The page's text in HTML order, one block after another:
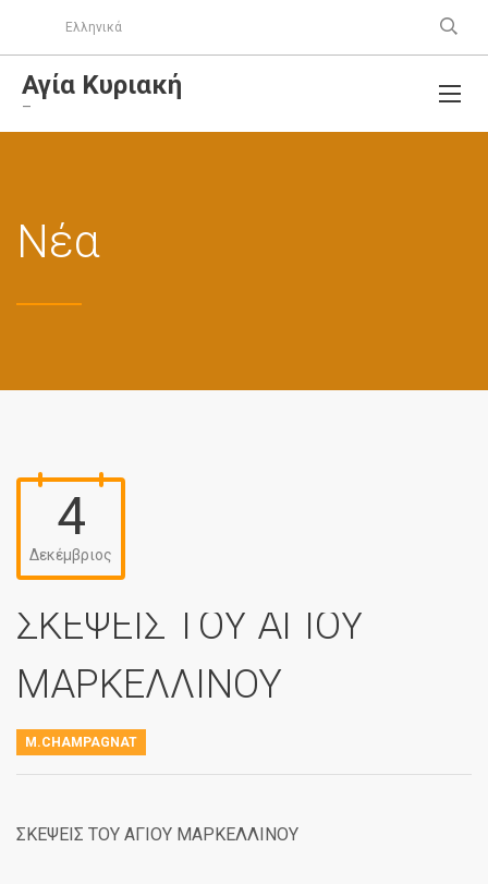
Ελληνικά
Αγία Κυριακή
–
Νέα
4
Δεκέμβριος
ΣΚΕΨΕΙΣ ΤΟΥ ΑΓΙΟΥ
ΜΑΡΚΕΛΛΙΝΟΥ
M.CHAMPAGNAT
ΣΚΕΨΕΙΣ ΤΟΥ ΑΓΙΟΥ ΜΑΡΚΕΛΛΙΝΟΥ